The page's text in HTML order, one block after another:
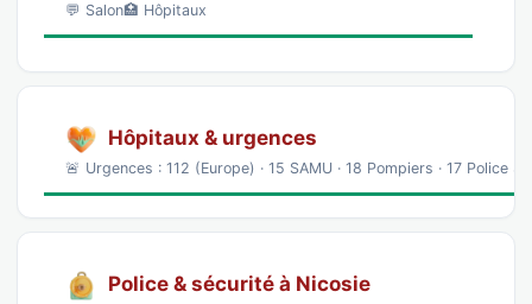
💬 Salon🏥 Hôpitaux
Hôpitaux & urgences
🚨 Urgences : 112 (Europe) · 15 SAMU · 18 Pompiers · 17 Police
Police & sécurité à Nicosie